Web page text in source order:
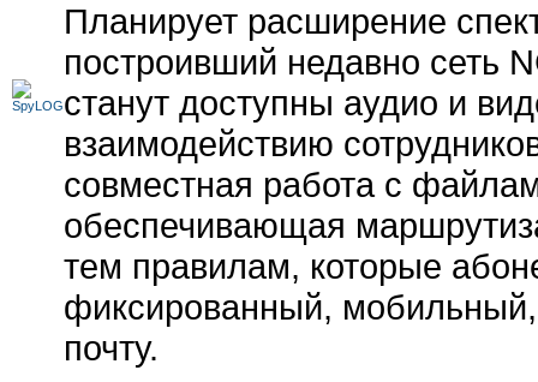
Планирует расширение
построивший недавно сеть
станут доступны аудио и
взаимодействию
совместная работа с
обеспечивающая
тем правилам, которые
фиксированный,
почту.